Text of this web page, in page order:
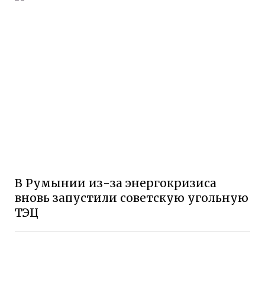
В Румынии из-за энергокризиса
вновь запустили советскую угольную
ТЭЦ